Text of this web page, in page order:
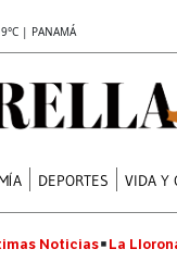
| PANAMÁ
DEPORTES VIDA Y
Noticias La